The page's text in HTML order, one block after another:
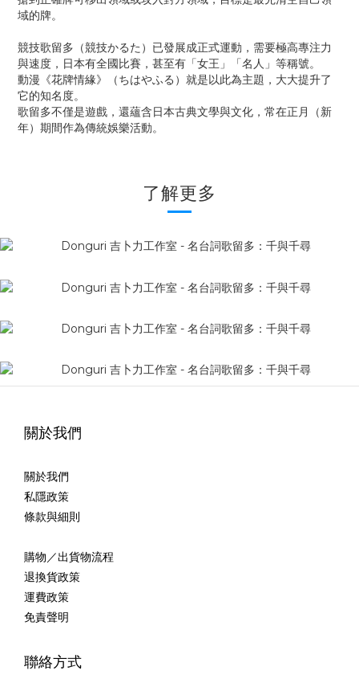
域的牌。
競技歌留多（競技かるた）已發展成正式運動，需要極高專注力
與速度，日本有全國比賽，甚至有「女王」「名人」等稱號。
動漫《花牌情緣》（ちはやふる）就是以此為主題，大大提升了
它的知名度。
歌留多不僅是遊戲，還蘊含日本古典文學與文化，常在正月（新
年）期間作為傳統娛樂活動。
了解更多
關於我們
關於我們
私隱政策
條款與細則
購物／出貨物流程
退換貨政策
運費政策
免責聲明
聯絡方式